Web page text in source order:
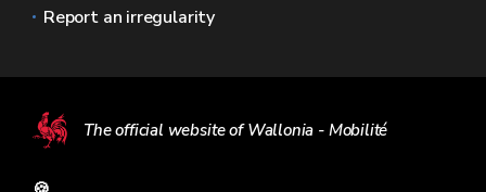
Report an irregularity
The official website of Wallonia - Mobilité